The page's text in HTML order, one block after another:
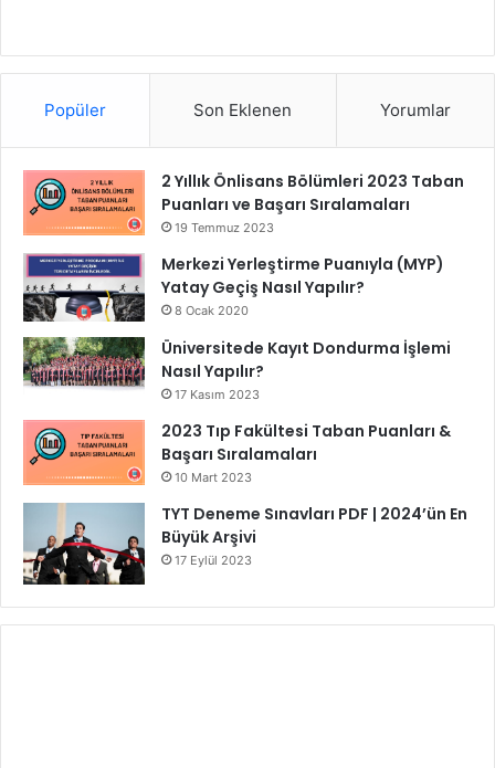
Popüler Son Eklenen Yorumlar
2 Yıllık Önlisans Bölümleri 2023 Taban
Puanları ve Başarı Sıralamaları
19 Temmuz 2023
Merkezi Yerleştirme Puanıyla (MYP)
Yatay Geçiş Nasıl Yapılır?
8 Ocak 2020
Üniversitede Kayıt Dondurma İşlemi
Nasıl Yapılır?
17 Kasım 2023
2023 Tıp Fakültesi Taban Puanları &
Başarı Sıralamaları
10 Mart 2023
TYT Deneme Sınavları PDF | 2024’ün En
Büyük Arşivi
17 Eylül 2023